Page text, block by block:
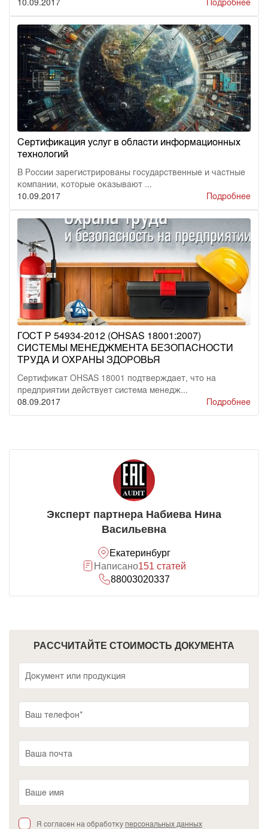
Сертификация услуг в области информационных
технологий
В России зарегистрированы государственные и частные
компании, которые оказывают ...
10.09.2017
Подробнее
ГОСТ Р 54934-2012 (OHSAS 18001:2007)
СИСТЕМЫ МЕНЕДЖМЕНТА БЕЗОПАСНОСТИ
ТРУДА И ОХРАНЫ ЗДОРОВЬЯ
Сертификат OHSAS 18001 подтверждает, что на
предприятии действует система менедж...
08.09.2017
Подробнее
Эксперт партнера Набиева Нина
Васильевна
Екатеринбург
Написано151 статей
88003020337
РАССЧИТАЙТЕ СТОИМОСТЬ ДОКУМЕНТА
Я согласен на обработкуперсональных данных